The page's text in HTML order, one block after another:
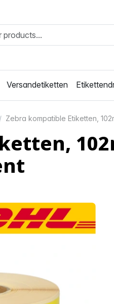
Versandetiketten
Zebra kompatible Etiketten,